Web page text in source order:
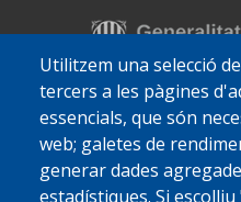
Utilitzem una selecció
tercers a les pàgines
essencials, que són
web; galetes de
generar dades
estadístiques. Si escolliu